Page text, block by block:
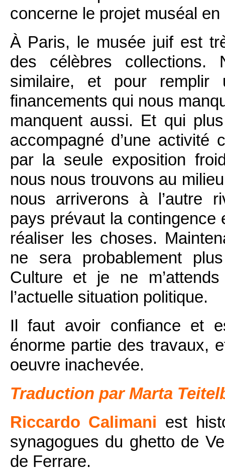
concerne le projet muséal en
À Paris, le musée juif est
des célèbres collections.
similaire, et pour
financements qui nous
manquent aussi. Et qui
accompagné d’une
par la seule exposition
nous nous trouvons au
nous arriverons à l’autre
pays prévaut la contingence
réaliser les choses.
ne sera probablement
Culture et je ne
l’actuelle situation politique.
Il faut avoir confiance et
énorme partie des travaux,
oeuvre inachevée.
Traduction par Marta
Riccardo Calimani est
synagogues du ghetto de
de Ferrare.